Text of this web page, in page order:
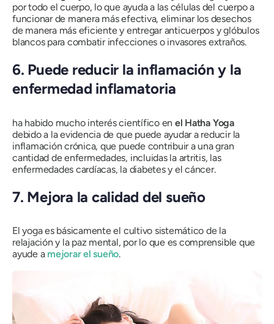
por todo el cuerpo, lo que ayuda a las células del cuerpo a
funcionar de manera más efectiva, eliminar los desechos
de manera más eficiente y entregar anticuerpos y glóbulos
blancos para combatir infecciones o invasores extraños.
6. Puede reducir la inflamación y la
enfermedad inflamatoria
ha habido mucho interés científico en el HathaYoga
debido a la evidencia de que puede ayudar a reducir la
inflamación crónica, que puede contribuir a una gran
cantidad de enfermedades, incluidas la artritis, las
enfermedades cardíacas, la diabetes y el cáncer.
7. Mejora la calidad del sueño
El yoga es básicamente el cultivo sistemático de la
relajación y la paz mental, por lo que es comprensible que
ayude a mejorar el sueño.